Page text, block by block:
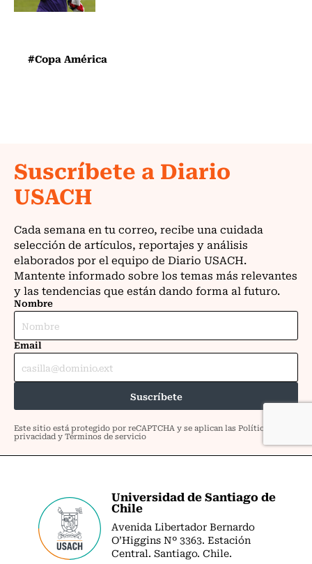
#Copa América
Universidad de Santiago de
Chile
Avenida Libertador Bernardo
O’Higgins Nº 3363. Estación
Central. Santiago. Chile.